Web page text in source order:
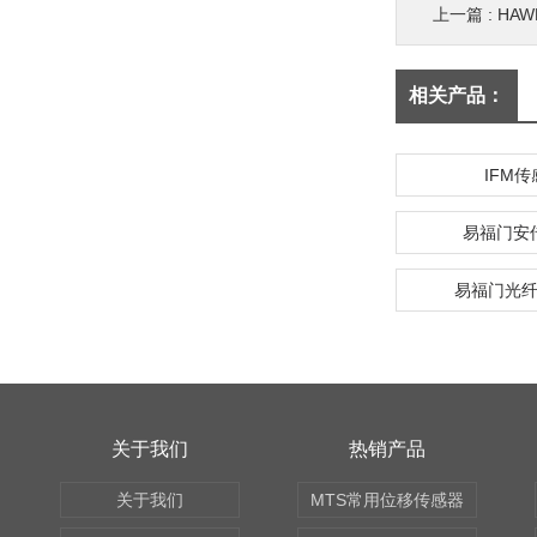
上一篇 :
相关产品：
IFM传
易福门安
易福门光
关于我们
关于我们
热销产品
MTS常用位移传感器